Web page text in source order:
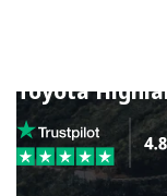
Toyota